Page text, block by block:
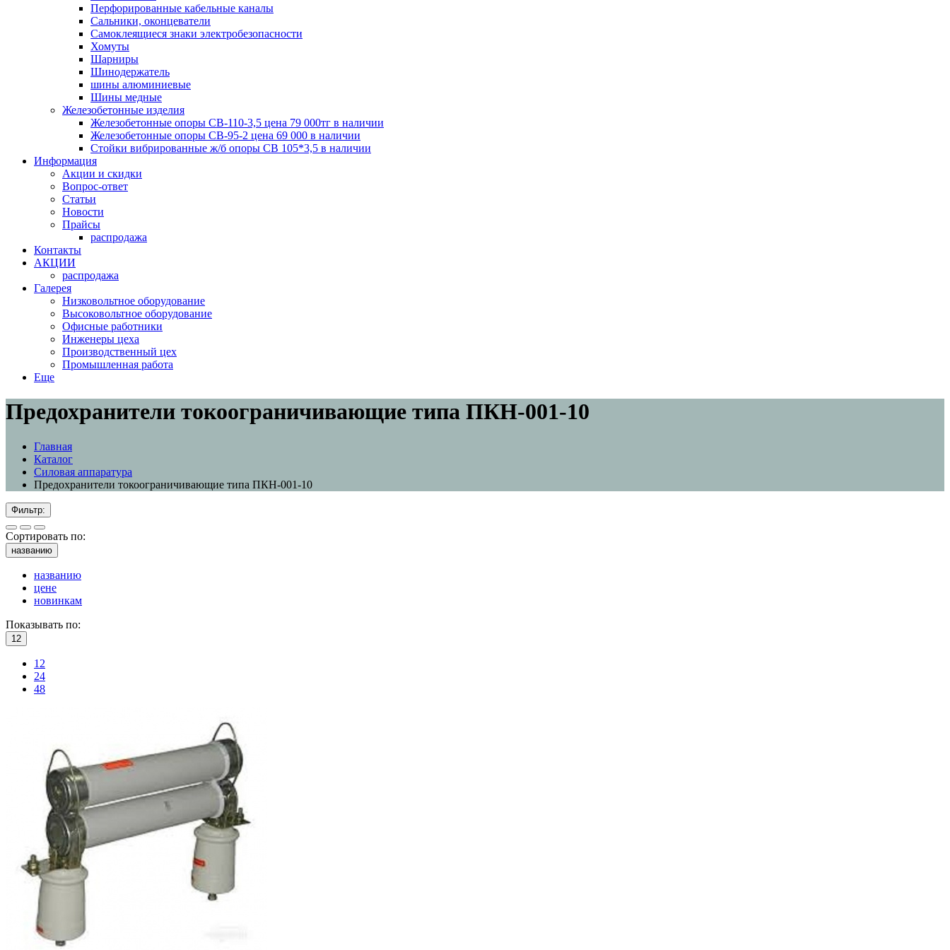
Перфорированные кабельные каналы
Сальники, оконцеватели
Самоклеящиеся знаки электробезопасности
Хомуты
Шарниры
Шинодержатель
шины алюминиевые
Шины медные
Железобетонные изделия
Железобетонные опоры СВ-110-3,5 цена 79 000тг в наличии
Железобетонные опоры СВ-95-2 цена 69 000 в наличии
Стойки вибрированные ж/б опоры CВ 105*3,5 в наличии
Информация
Акции и скидки
Вопрос-ответ
Статьи
Новости
Прайсы
распродажа
Контакты
АКЦИИ
распродажа
Галерея
Низковольтное оборудование
Высоковольтное оборудование
Офисные работники
Инженеры цеха
Производственный цех
Промышленная работа
Еще
Предохранители токоограничивающие типа ПКН-001-10
Главная
Каталог
Силовая аппаратура
Предохранители токоограничивающие типа ПКН-001-10
Фильтр:
Сортировать по:
названию
названию
цене
новинкам
Показывать по:
12
12
24
48